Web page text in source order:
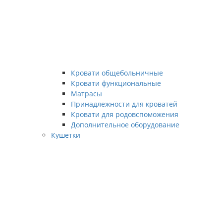
Кровати общебольничные
Кровати функциональные
Матрасы
Принадлежности для кроватей
Кровати для родовспоможения
Дополнительное оборудование
Кушетки